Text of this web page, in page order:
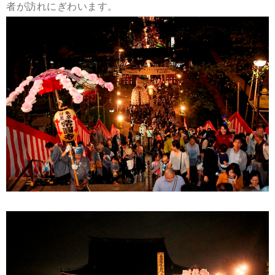
者が訪れにぎわいます。